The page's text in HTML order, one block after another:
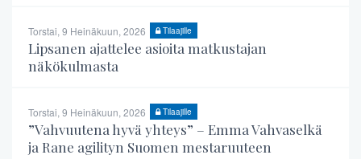
Torstai, 9 Heinäkuun, 2026 Tilaajille
Lipsanen ajattelee asioita matkustajan
näkökulmasta
Torstai, 9 Heinäkuun, 2026 Tilaajille
”Vahvuutena hyvä yhteys” – Emma Vahvaselkä
ja Rane agilityn Suomen mestaruuteen